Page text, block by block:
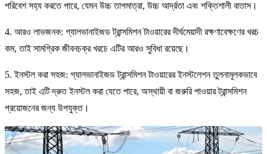
পরিবেশ সহ্য করতে পারে, যেমন উচ্চ তাপমাত্রা, উচ্চ আর্দ্রতা এবং শক্তিশালী বাতাস।
4. আরও লাভজনক: গ্যালভানাইজড ট্রান্সমিশন টাওয়ারের দীর্ঘমেয়াদী রক্ষণাবেক্ষণের খরচ
কম, তাই সামগ্রিক জীবনচক্র খরচে এটির আরও সুবিধা রয়েছে।
5. ইনস্টল করা সহজ: গ্যালভানাইজড ট্রান্সমিশন টাওয়ারের ইনস্টলেশন তুলনামূলকভাবে
সহজ, তাই এটি দ্রুত ইনস্টল করা যেতে পারে, অস্থায়ী বা জরুরি পাওয়ার ট্রান্সমিশন
প্রয়োজনের জন্য উপযুক্ত।